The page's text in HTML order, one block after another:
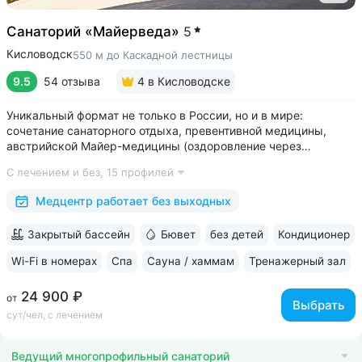
Санаторий «Майерведа» 5
Кисловодск550 м до Каскадной лестницы
9.5 54 отзыва 4 в Кисловодске
Уникальный формат не только в России, но и в мире:
сочетание санаторного отдыха, превентивной медицины,
австрийской Майер-медицины (оздоровление через
Победитель международной премии The World Luxury Awards.
Премия «Вояж» за лучший велнес-проект...
С лечением и без, 15 профилей
Медцентр работает без выходных
от 24 900 ₽
сут/чел, с лечением
Выбрать
Закрытый бассейн Бювет без детей Кондиционер
Wi-Fi в номерах Спа Сауна / хаммам Тренажерный зал
Ведущий многопрофильный санаторий